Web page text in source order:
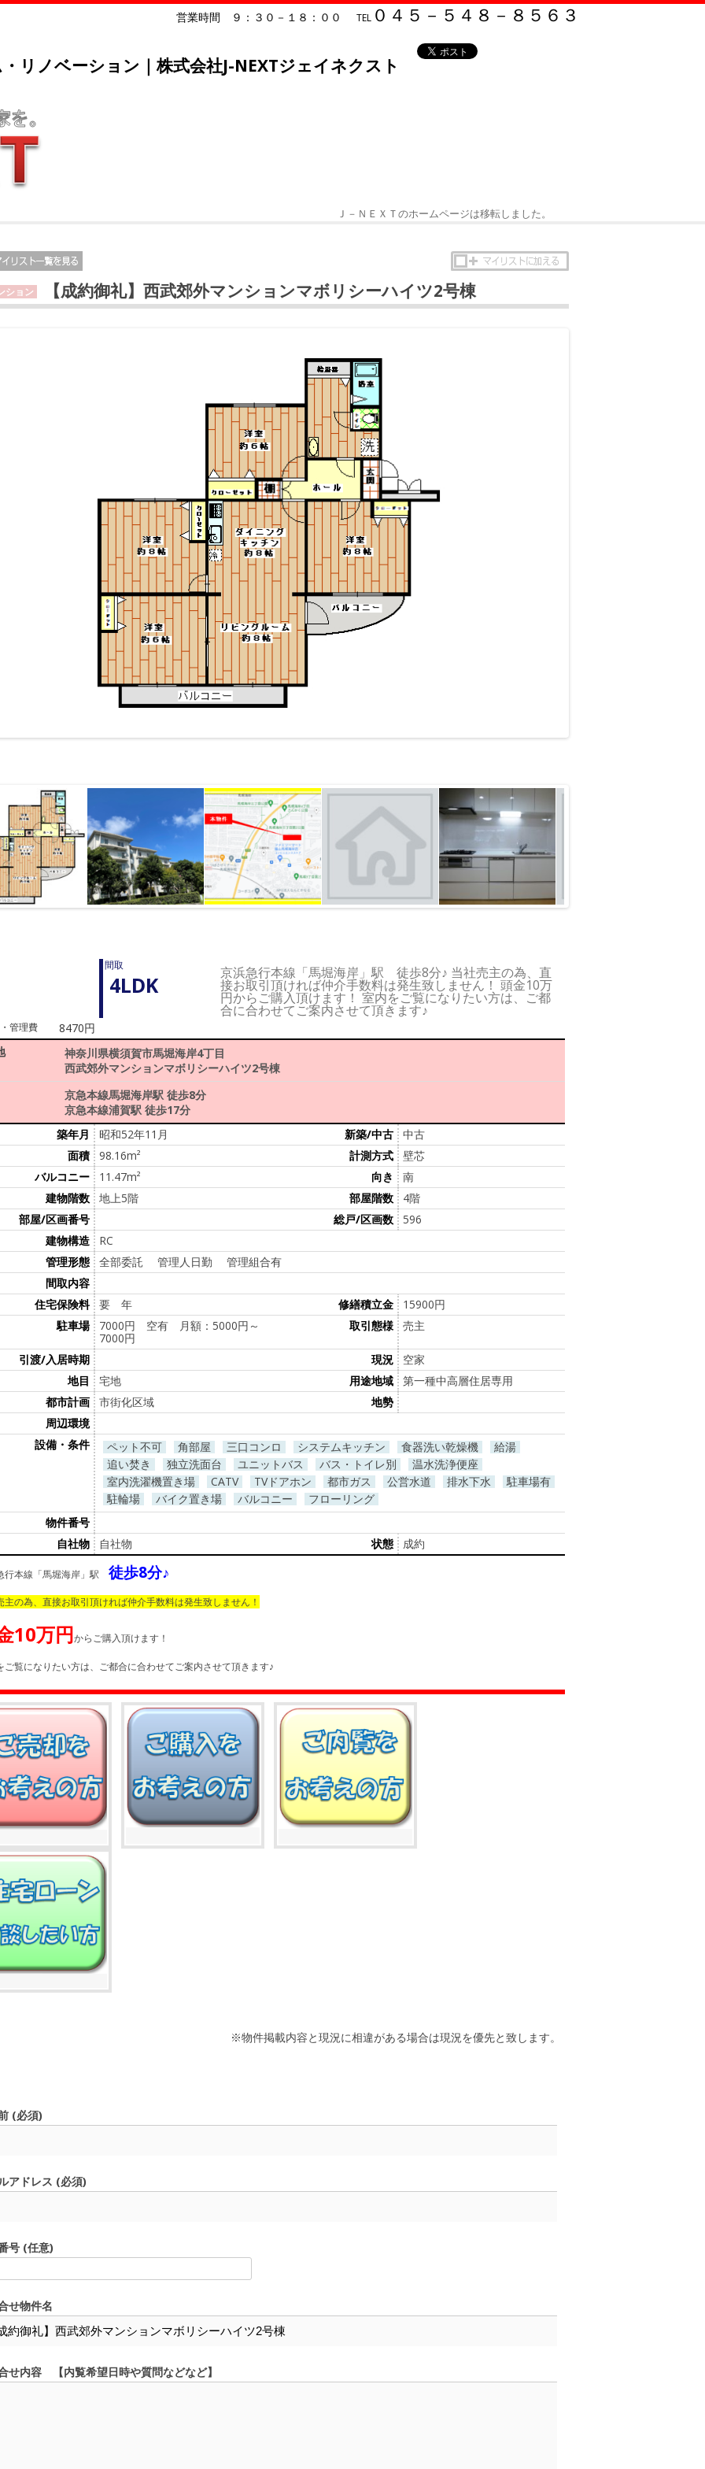
リノベーション｜株式会社J-NEXTジェイネクスト
営業時間 ９：３０－１８：００ TEL ０４５－５４８－８５６３
Ｊ－ＮＥＸＴのホームページは移転しました。
ション 【成約御礼】西武郊外マンションマボリシーハイツ2号棟
間取
4LDK 京浜急行本線「馬堀海岸」駅 徒歩8分♪ 当社売主の為、直
接お取引頂ければ仲介手数料は発生致しません！ 頭金10万
円からご購入頂けます！ 室内をご覧になりたい方は、ご都
合に合わせてご案内させて頂きます♪
管理費
8470円
神奈川県横須賀市馬堀海岸4丁目
西武郊外マンションマボリシーハイツ2号棟
京急本線馬堀海岸駅 徒歩8分
京急本線浦賀駅 徒歩17分
築年月
昭和52年11月 新築/中古
中古
面積
98.16m² 計測方式
壁芯
バルコニー
11.47m² 向き
南
建物階数
地上5階 部屋階数
4階
部屋/区画番号
総戸/区画数
596
建物構造
RC
管理形態
全部委託 管理人日勤 管理組合有
間取内容
住宅保険料
要 年 修繕積立金
15900円
駐車場
7000円 空有 月額：5000円～
7000円
取引態様 売主
引渡/入居時期 現況
空家
地目
宅地 用途地域
第一種中高層住居専用
都市計画
市街化区域
地勢
周辺環境
設備・条件
ペット不可 角部屋 三口コンロ システムキッチン 食器洗い乾燥機
給湯
追い焚き
独立洗面台 ユニットバス バス・トイレ別
温水洗浄便座
室内洗濯機置き場
CATV TVドアホン 都市ガス 公営水道 排水下水
駐車場有
駐輪場
バイク置き場 バルコニー
フローリング
物件番号
自社物
自社物 状態 成約
行本線「馬堀海岸」駅 徒歩8分♪
主の為、直接お取引頂ければ仲介手数料は発生致しません！
10万円からご購入頂けます！
ご覧になりたい方は、ご都合に合わせてご案内させて頂きます♪
※物件掲載内容と現況に相違がある場合は現況を優先と致します。
(必須)
アドレス (必須)
号 (任意)
せ物件名
せ内容 【内覧希望日時や質問などなど】